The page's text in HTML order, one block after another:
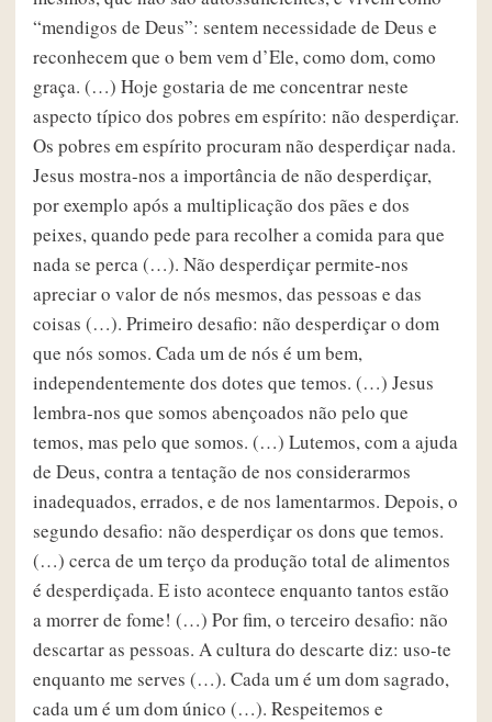
“mendigos de Deus”: sentem necessidade de Deus e
reconhecem que o bem vem d’Ele, como dom, como
graça. (…) Hoje gostaria de me concentrar neste
aspecto típico dos pobres em espírito: não desperdiçar.
Os pobres em espírito procuram não desperdiçar nada.
Jesus mostra-nos a importância de não desperdiçar,
por exemplo após a multiplicação dos pães e dos
peixes, quando pede para recolher a comida para que
nada se perca (…). Não desperdiçar permite-nos
apreciar o valor de nós mesmos, das pessoas e das
coisas (…). Primeiro desafio: não desperdiçar o dom
que nós somos. Cada um de nós é um bem,
independentemente dos dotes que temos. (…) Jesus
lembra-nos que somos abençoados não pelo que
temos, mas pelo que somos. (…) Lutemos, com a ajuda
de Deus, contra a tentação de nos considerarmos
inadequados, errados, e de nos lamentarmos. Depois, o
segundo desafio: não desperdiçar os dons que temos.
(…) cerca de um terço da produção total de alimentos
é desperdiçada. E isto acontece enquanto tantos estão
a morrer de fome! (…) Por fim, o terceiro desafio: não
descartar as pessoas. A cultura do descarte diz: uso-te
enquanto me serves (…). Cada um é um dom sagrado,
cada um é um dom único (…). Respeitemos e